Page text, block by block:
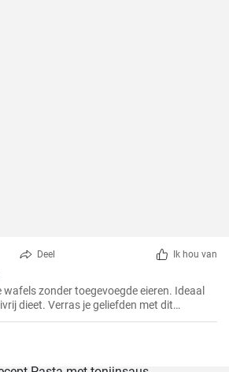
Deel Ik hou van
zonder toegevoegde eieren. Ideaal
dieet. Verras je geliefden met dit
traditionele wafels.